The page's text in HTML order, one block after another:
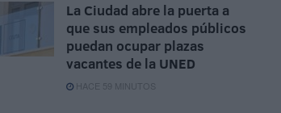
La Ciudad abre la puerta a
que sus empleados públicos
puedan ocupar plazas
vacantes de la UNED
HACE 59 MINUTOS